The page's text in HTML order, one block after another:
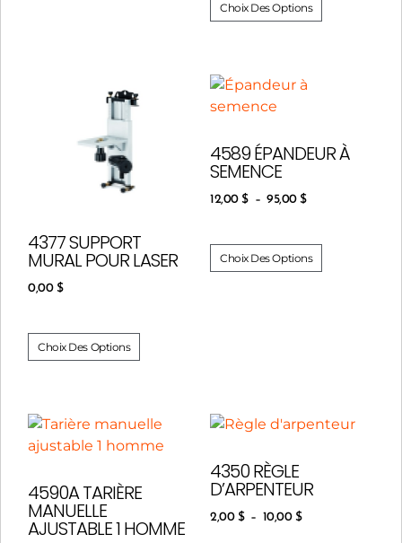
Choix Des Options
4377 SUPPORT
MURAL POUR LASER
0,00 $
Choix Des Options
4589 ÉPANDEUR À
SEMENCE
12,00$ – 95,00$
Choix Des Options
4590A TARIÈRE
MANUELLE
AJUSTABLE 1 HOMME
4350 RÈGLE
D’ARPENTEUR
2,00 $ – 10,00 $